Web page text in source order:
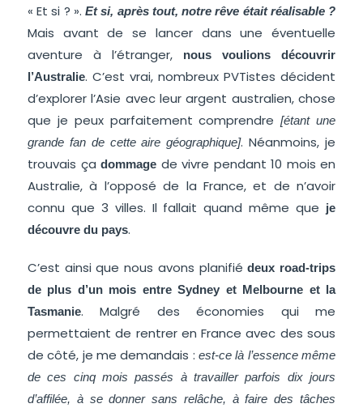
« Et si ? ».Et si, après tout, notre rêve était réalisable ?
Mais avant de se lancer dans une éventuelle
aventure à l’étranger,
nous voulions découvrir
l’Australie. C’est vrai, nombreux PVTistes décident
d’explorer l’Asie avec leur argent australien, chose
que je peux parfaitement comprendre[étant une
grande fan de cette aire géographique]. Néanmoins, je
trouvais ça dommage de vivre pendant 10 mois en
Australie, à l’opposé de la France, et de n’avoir
connu que 3 villes. Il fallait quand même que je
découvre du pays.
C’est ainsi que nous avons planifiédeux road-trips
de plus d’un mois entre Sydney et Melbourne et la
Tasmanie. Malgré des économies qui me
permettaient de rentrer en France avec des sous
de côté, je me demandais : est-ce là l’essence même
de ces cinq mois passés à travailler parfois dix jours
d’affilée, à se donner sans relâche, à faire des tâches